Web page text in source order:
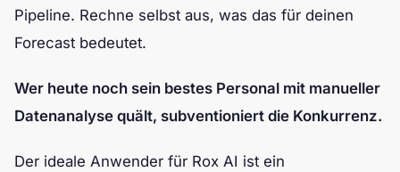
Pipeline. Rechne selbst aus, was das für deinen
Forecast bedeutet.
Wer heute noch sein bestes Personal mit manueller
Datenanalyse quält, subventioniert die Konkurrenz.
Der ideale Anwender für Rox AI ist ein